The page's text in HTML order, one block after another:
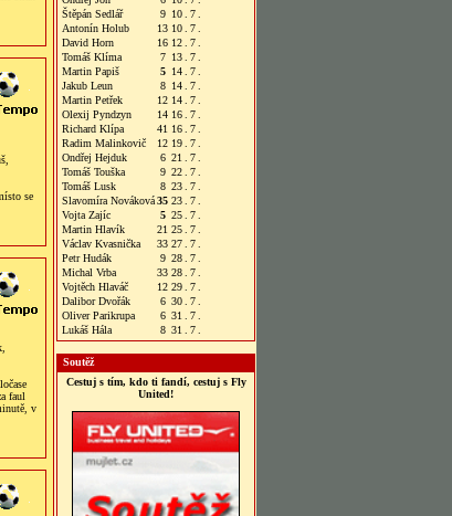
se
faul
v
Štěpán Sedlář
9 10 7
Antonín Holub
13 10 7
David Horn
16 12 7
Tomáš Klíma
7 13 7
Martin Papiš
5 14 7
Jakub Leun
8 14 7
Martin Petřek
12 14 7
Olexij Pyndzyn
14 16 7
Richard Klípa
41 16 7
Radim Malinkovič
12 19 7
Ondřej Hejduk
6 21 7
Tomáš Touška
9 22 7
Tomáš Lusk
8 23 7
Slavomíra Nováková35 23 7
Vojta Zajíc
5 25 7
Martin Hlavík
21 25 7
Václav Kvasnička
33 27 7
Petr Hudák
9 28 7
Michal Vrba
33 28 7
Vojtěch Hlaváč
12 29 7
Dalibor Dvořák
6 30 7
Oliver Parikrupa
6 31 7
Lukáš Hála
8 31 7
Soutěž
Cestuj s tím, kdo ti fandí, cestuj s Fly
United!